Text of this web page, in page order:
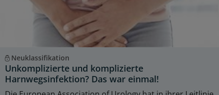
Neuklassifikation
Unkomplizierte und komplizierte
Harnwegsinfektion? Das war einmal!